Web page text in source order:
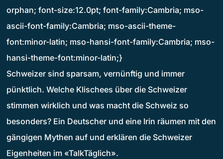
orphan; font-size:12.0pt; font-family:Cambria; mso-
ascii-font-family:Cambria; mso-ascii-theme-
font:minor-latin; mso-hansi-font-family:Cambria; mso-
hansi-theme-font:minor-latin;}
Schweizer sind sparsam, vernünftig und immer
pünktlich. Welche Klischees über die Schweizer
stimmen wirklich und was macht die Schweiz so
besonders? Ein Deutscher und eine Irin räumen mit den
gängigen Mythen auf und erklären die Schweizer
Eigenheiten im «TalkTäglich».